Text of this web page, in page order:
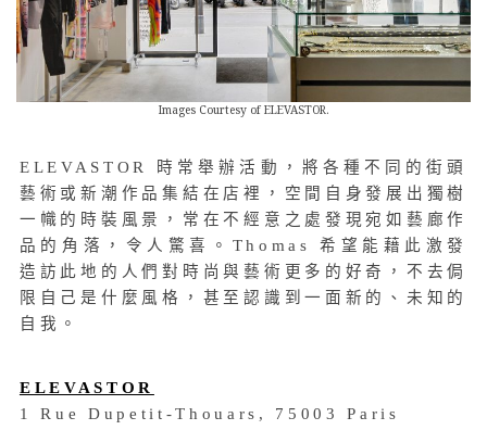
Images Courtesy of ELEVASTOR.
ELEVASTOR 時常舉辦活動，將各種不同的街頭
藝術或新潮作品集結在店裡，空間自身發展出獨樹
一幟的時裝風景，常在不經意之處發現宛如藝廊作
品的角落，令人驚喜。Thomas 希望能藉此激發
造訪此地的人們對時尚與藝術更多的好奇，不去侷
限自己是什麼風格，甚至認識到一面新的、未知的
自我。
ELEVASTOR
1 Rue Dupetit-Thouars, 75003 Paris